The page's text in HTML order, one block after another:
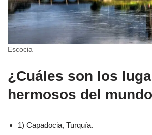
Escocia
¿Cuáles son los
hermosos del
1) Capadocia, Turquía.